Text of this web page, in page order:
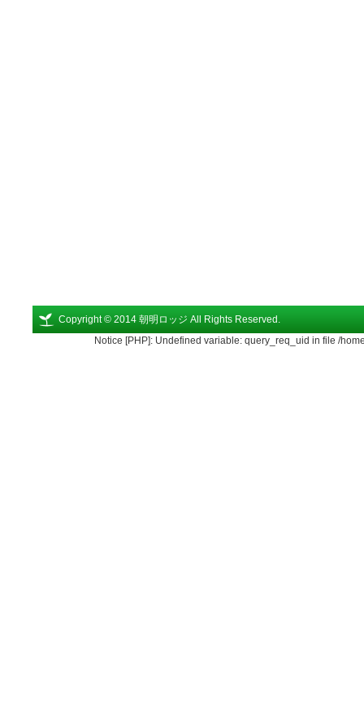
Copyright © 2014 朝明ロッジ All Rights Reserved.
Notice [PHP]: Undefined variable: query_req_uid in file /